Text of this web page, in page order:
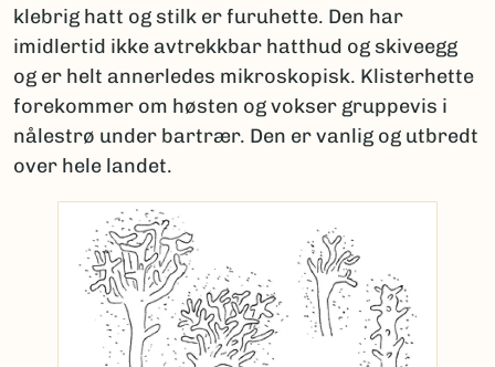
klebrig hatt og stilk er furuhette. Den har
imidlertid ikke avtrekkbar hatthud og skiveegg
og er helt annerledes mikroskopisk. Klisterhette
forekommer om høsten og vokser gruppevis i
nålestrø under bartrær. Den er vanlig og utbredt
over hele landet.